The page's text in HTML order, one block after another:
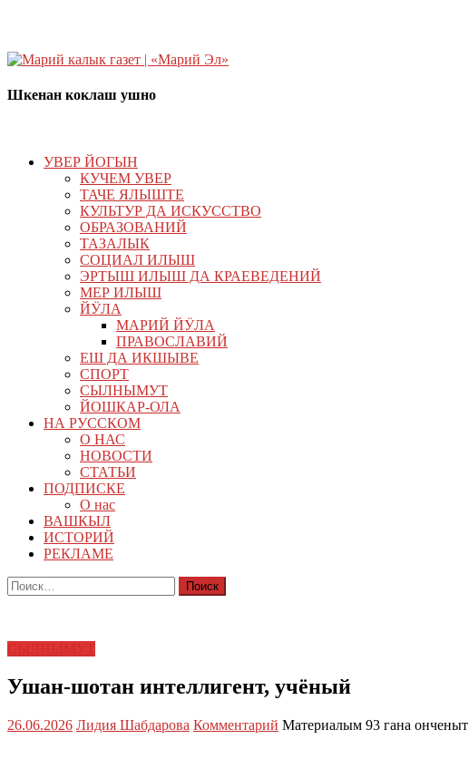
Шкенан коклаш ушно
УВЕР ЙОГЫН
КУЧЕМ УВЕР
ТАЧЕ ЯЛЫШТЕ
КУЛЬТУР ДА ИСКУССТВО
ОБРАЗОВАНИЙ
ТАЗАЛЫК
СОЦИАЛ ИЛЫШ
ЭРТЫШ ИЛЫШ ДА КРАЕВЕДЕНИЙ
МЕР ИЛЫШ
ЙӰЛА
МАРИЙ ЙӰЛА
ПРАВОСЛАВИЙ
ЕШ ДА ИКШЫВЕ
СПОРТ
СЫЛНЫМУТ
ЙОШКАР-ОЛА
НА РУССКОМ
О НАС
НОВОСТИ
СТАТЬИ
ПОДПИСКЕ
О нас
ВАШКЫЛ
ИСТОРИЙ
РЕКЛАМЕ
Найти:
Ушан-шотан интеллигент, учёный
26.06.2026 Лидия Шабдарова Комментарий Материалым 93 гана онченыт